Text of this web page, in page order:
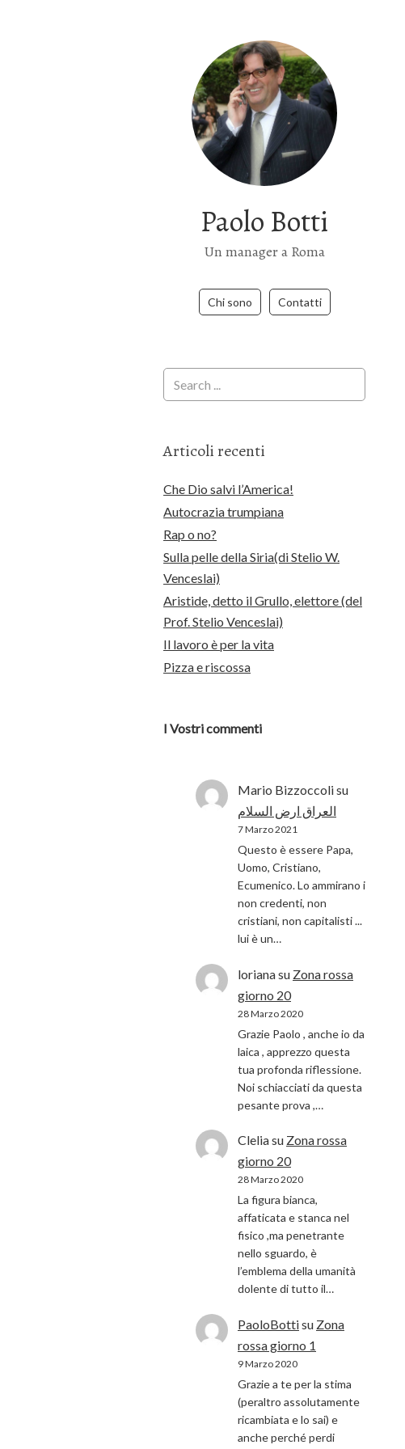
Paolo Botti
Un manager a Roma
Chi sono Contatti
Articoli recenti
Che Dio salvi l’America!
Autocrazia trumpiana
Rap o no?
Sulla pelle della Siria(di Stelio W.
Venceslai)
Aristide, detto il Grullo, elettore (del
Prof. Stelio Venceslai)
Il lavoro è per la vita
Pizza e riscossa
I Vostri commenti
Mario Bizzoccolisu
العراق ارض السلام
7 Marzo 2021
Questo è essere Papa,
Uomo, Cristiano,
Ecumenico. Lo ammirano i
non credenti, non
cristiani, non capitalisti ...
lui è un…
lorianasu Zona rossa
giorno 20
28 Marzo 2020
Grazie Paolo , anche io da
laica , apprezzo questa
tua profonda riflessione.
Noi schiacciati da questa
pesante prova ,…
Cleliasu Zona rossa
giorno 20
28 Marzo 2020
La figura bianca,
affaticata e stanca nel
fisico ,ma penetrante
nello sguardo, è
l’emblema della umanità
dolente di tutto il…
PaoloBottisu Zona
rossa giorno 1
9 Marzo 2020
Grazie a te per la stima
(peraltro assolutamente
ricambiata e lo sai) e
anche perché perdi